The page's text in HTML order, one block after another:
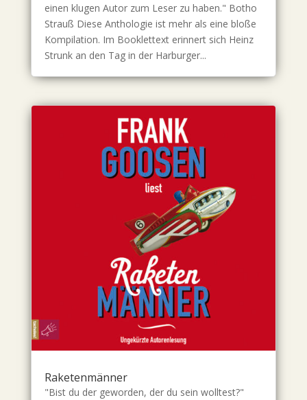
einen klugen Autor zum Leser zu haben." Botho
Strauß Diese Anthologie ist mehr als eine bloße
Kompilation. Im Booklettext erinnert sich Heinz
Strunk an den Tag in der Harburger...
Raketenmänner
"Bist du der geworden, der du sein wolltest?"